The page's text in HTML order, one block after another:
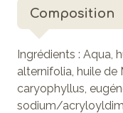
Composition
Ingrédients : Aqua,
alternifolia, huile de
caryophyllus,
sodium/